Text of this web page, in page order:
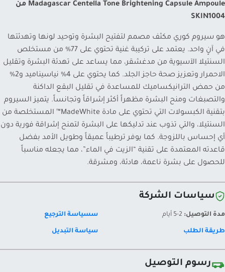
Madagascar Centella Tone Brightening Capsule Ampoule من
SKIN1004
هو سيروم كوري مكثف مصمم لتفتيح البشرة وتوحيد لونها وتهدئتها
في آنٍ واحد. يعتمد على تركيبة غنية تحتوي على 77% من مستخلص
السنتيلا الآسيوية من مدغشقر، مما يساعد على تهدئة البشرة وتقليل
الاحمرار وتعزيز صحة حاجز الجلد. كما يحتوي على 4% نياسيناميد و2%
من حمض الترانيكساميك للمساعدة في تقليل البقع الداكنة
والتصبغات ومنح البشرة مظهراً أكثر إشراقاً وتجانساً. يتميز السيروم
بتقنية الكبسولات التي تحتوي على مادة MadeWhite™ المستخلصة من
السنتيلا، والتي تذوب عند تدليكها على البشرة لتمنح إشراقة فورية دون
أي إحساس باللزوجة. كما يوفر ترطيباً عميقاً وطويل الأمد بفضل
قاعدته المعتمدة على تقنية “الزيت في الماء”، مما يجعله مناسباً
للحصول على بشرة ناعمة، هادئة، ومشرقة.
سياسات الشركة
مدة التوصيل: سسياسة الترجيع
طريقة الطلب سياسة التبديل
رسوم التوصيل